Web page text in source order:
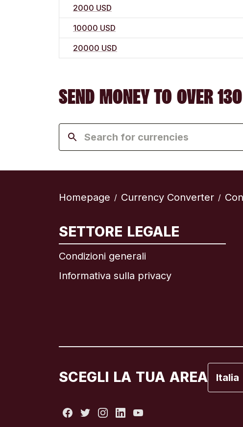
2000 USD
10000 USD
20000 USD
SEND MONEY TO OVER
Homepage / Currency Converter /
SETTORE LEGALE
Condizioni generali
Informativa sulla privacy
SCEGLI LA TUA AREA Italia